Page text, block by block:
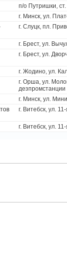
п/о Путришки, ст.
г. Минск, ул.
г. Слуцк, пл.
г. Брест, ул.
г. Брест, ул.
г. Жодино, ул.
г. Орша, ул.
дезпромстанции
г. Минск, ул.
г. Витебск, ул.
г. Витебск, ул.